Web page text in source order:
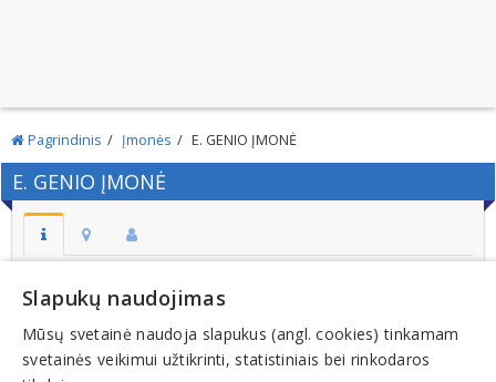
Pagrindinis Įmonės E. GENIO ĮMONĖ
E. GENIO ĮMONĖ
Adresas:
PANEVĖŽYS
Kodas:
147712742
Slapukų naudojimas
Mūsų svetainė naudoja slapukus (angl. cookies) tinkamam
svetainės veikimui užtikrinti, statistiniais bei rinkodaros